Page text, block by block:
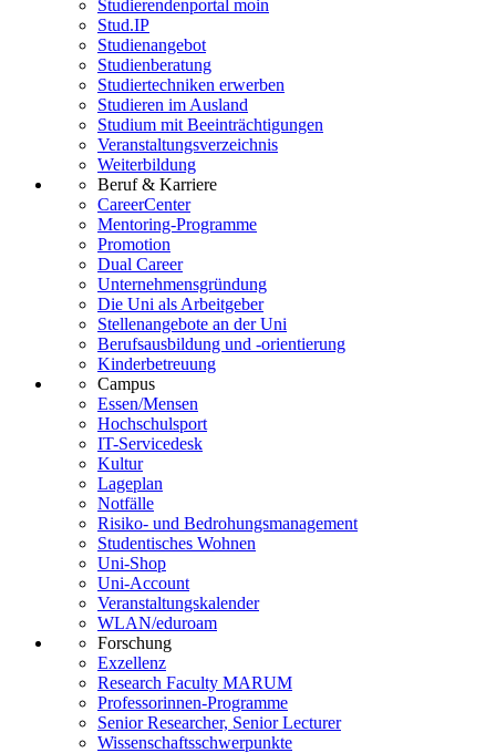
Studierendenportal moin
Stud.IP
Studienangebot
Studienberatung
Studiertechniken erwerben
Studieren im Ausland
Studium mit Beeinträchtigungen
Veranstaltungsverzeichnis
Weiterbildung
Beruf & Karriere
CareerCenter
Mentoring-Programme
Promotion
Dual Career
Unternehmensgründung
Die Uni als Arbeitgeber
Stellenangebote an der Uni
Berufsausbildung und -orientierung
Kinderbetreuung
Campus
Essen/Mensen
Hochschulsport
IT-Servicedesk
Kultur
Lageplan
Notfälle
Risiko- und Bedrohungsmanagement
Studentisches Wohnen
Uni-Shop
Uni-Account
Veranstaltungskalender
WLAN/eduroam
Forschung
Exzellenz
Research Faculty MARUM
Professorinnen-Programme
Senior Researcher, Senior Lecturer
Wissenschaftsschwerpunkte